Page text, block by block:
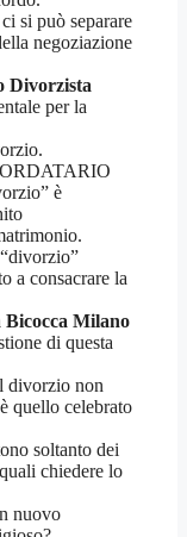
si può separare
negoziazione
Divorzista
per la
è
a consacrare la
Bicocca Milano
di questa
divorzio non
quello celebrato
soltanto dei
chiedere lo
nuovo